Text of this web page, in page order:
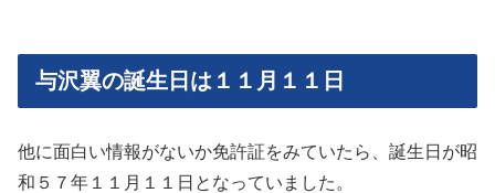
与沢翼の誕生日は１１月１１日
他に面白い情報がないか免許証をみていたら、誕生日が昭
和５７年１１月１１日となっていました。